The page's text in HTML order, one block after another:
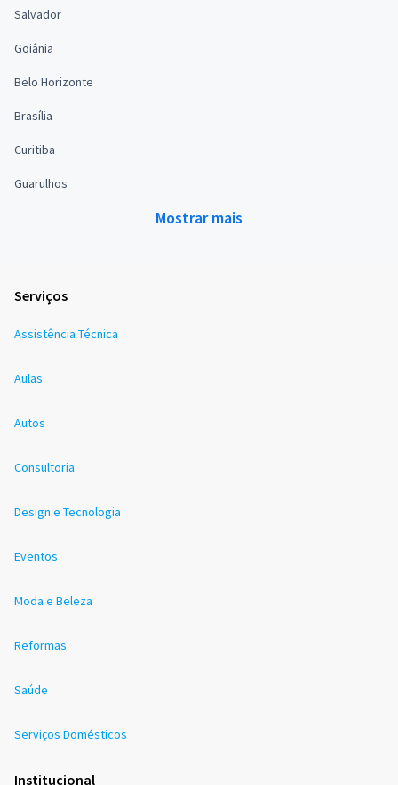
Salvador
Goiânia
Belo Horizonte
Brasília
Curitiba
Guarulhos
Mostrar mais
Serviços
Assistência Técnica
Aulas
Autos
Consultoria
Design e Tecnologia
Eventos
Moda e Beleza
Reformas
Saúde
Serviços Domésticos
Institucional